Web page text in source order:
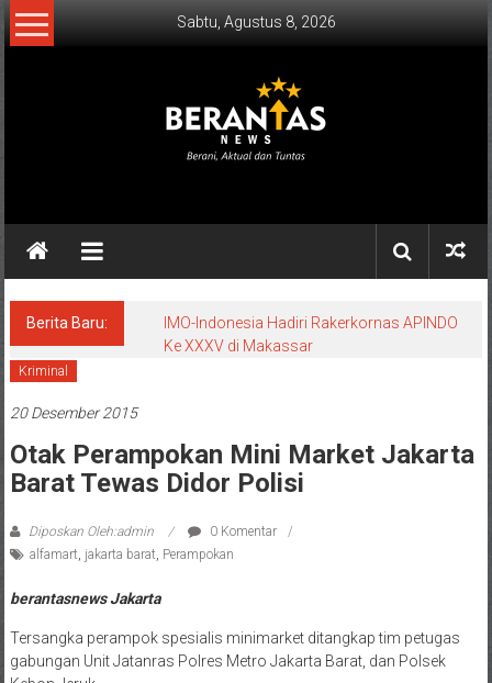
Lompat
ke
Sabtu, Agustus 8, 2026
NEWS
Aktual
Tuntas.
Berita Baru:
IMO-Indonesia Hadiri Rakerkornas APINDO
Ke XXXV di Makassar
Kriminal
20 Desember 2015
Otak Perampokan Mini Market Jakarta
Barat Tewas Didor Polisi
Diposkan Oleh:admin
0 Komentar
alfamart, jakarta barat, Perampokan
berantasnews Jakarta
Tersangka perampok spesialis minimarket ditangkap tim petugas
gabungan Unit Jatanras Polres Metro Jakarta Barat, dan Polsek